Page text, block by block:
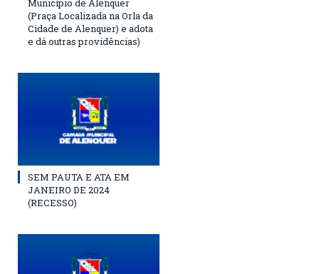
Município de Alenquer
(Praça Localizada na Orla da
Cidade de Alenquer) e adota
e dá outras providências)
SEM PAUTA E ATA EM
JANEIRO DE 2024
(RECESSO)